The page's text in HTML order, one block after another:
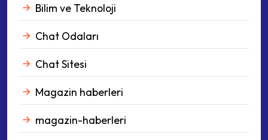
Bilim ve Teknoloji
Chat Odaları
Chat Sitesi
Magazin haberleri
magazin-haberleri